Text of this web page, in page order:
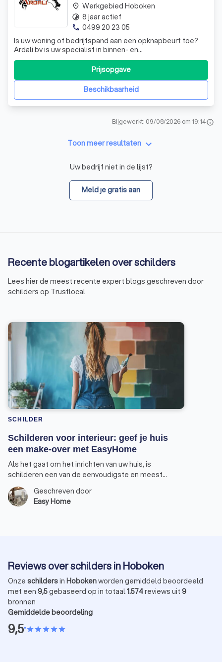
Is uw woning of bedrijfspand aan een opknapbeurt toe?
Ardali bv is uw specialist in binnen- en
buitenschilderwerken regio Oost-vlaanderen, West-
vlaanderen, Antwerpen. Bij Ardali bv focussen we ons op
het bieden van uitstekende klantenservice aan al onze
klanten. Wij werken alleen met échte speciali
Beschikbaarheid
Prijsopgave
place Werkgebied Hoboken
timelapse 8 jaar actief
phone 0499 20 23 05
Bijgewerkt: 09/08/2026 om 19:14info
Toon meer resultaten keyboard_arrow_down
Uw bedrijf niet in de lijst?
Meld je gratis aan
Recente blogartikelen over schilders
Lees hier de meest recente expert blogs geschreven door
schilders op Trustlocal
SCHILDER
Schilderen voor interieur: geef je huis
een make-over met EasyHome
Als het gaat om het inrichten van uw huis, is
schilderen een van de eenvoudigste en meest
effectieve manieren om een totaal nieuwe
uitstraling te creëren. Of u nu een gezellige sfeer
wilt of juist iets moderns en stralends, met de juiste
Geschreven door
Easy Home
Reviews over schilders in Hoboken
Onze schildersin Hobokenworden gemiddeld beoordeeld
met een 9,5gebaseerd op in totaal1.574reviews uit 9
bronnen
Gemiddelde beoordeling
9,5•starstarstarstarstar